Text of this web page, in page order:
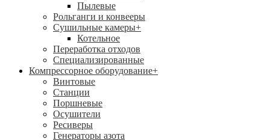
Пылевые
Рольганги и конвееры
Сушильные камеры+
Котельное
Переработка отходов
Специализированные
Компрессорное оборудование+
Винтовые
Станции
Поршневые
Осушители
Ресиверы
Генераторы азота